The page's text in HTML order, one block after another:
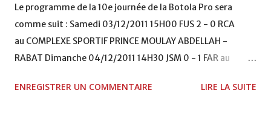
Le programme de la 10e journée de la Botola Pro sera
comme suit : Samedi 03/12/2011 15H00 FUS 2 - 0 RCA
au COMPLEXE SPORTIF PRINCE MOULAY ABDELLAH -
RABAT Dimanche 04/12/2011 14H30 JSM 0 - 1 FAR au
TERRAIN EL ABDI - EL JADIDA 16h30 OCK 0 - 1 HUSA
ENREGISTRER UN COMMENTAIRE LIRE LA SUITE